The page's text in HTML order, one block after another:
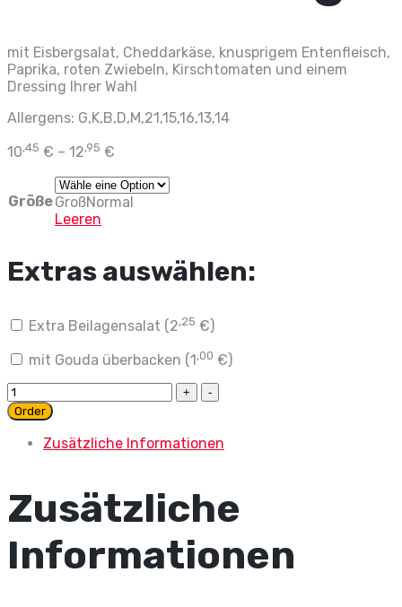
mit Eisbergsalat, Cheddarkäse, knusprigem Entenfleisch,
Paprika, roten Zwiebeln, Kirschtomaten und einem
Dressing Ihrer Wahl
Allergens: G,K,B,D,M,21,15,16,13,14
10,45 € – 12,95 €
GrößeGroßNormal
Leeren
Extras auswählen:
Extra Beilagensalat ( 2,25 €)
mit Gouda überbacken (1 ,00 €)
Salat
Peking
quantity
Order
Zusätzliche Informationen
Zusätzliche
Informationen